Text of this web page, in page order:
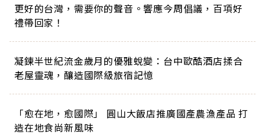
更好的台灣，需要你的聲音。響應今周倡議，百項好
禮帶回家！
凝鍊半世紀流金歲月的優雅蛻變：台中歐酷酒店揉合
老屋靈魂，釀造國際級旅宿記憶
「愈在地，愈國際」 圓山大飯店推廣國產農漁產品 打
造在地食尚新風味